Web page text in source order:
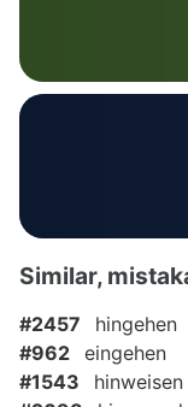
Similar,
#2457
hingehen
#962 eingehen
#1543
hinweisen